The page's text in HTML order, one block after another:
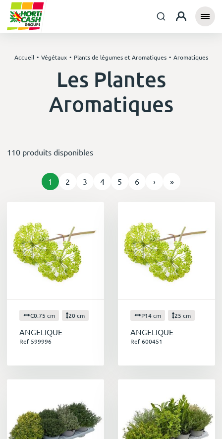
Accueil Végétaux Plants de légumes et Aromatiques Aromatiques
Les Plantes
Aromatiques
110 produits disponibles
1 2 3 4 5 6 › »
C0.75 cm 20 cm
ANGELIQUE
Ref 599996
P14 cm 25 cm
ANGELIQUE
Ref 600451